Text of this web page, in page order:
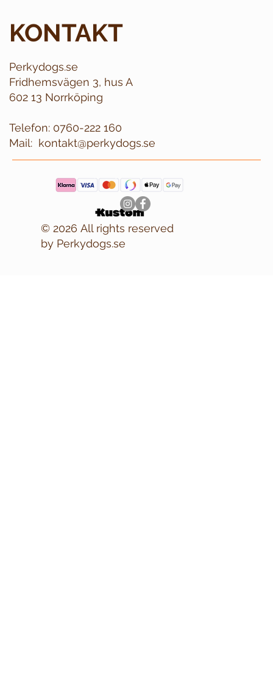
KONTAKT
Perkydogs.se
Fridhemsvägen 3, hus A
602 13 Norrköping
Telefon: 0760-222 160
kontakt@perkydogs.se
Mail:
© 2026 All rights reserved
by Perkydogs.se